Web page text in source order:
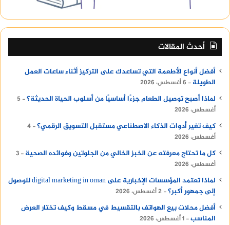
أحدث المقالات
أفضل أنواع الأطعمة التي تساعدك على التركيز أثناء ساعات العمل
الطويلة
6 أغسطس، 2026
لماذا أصبح توصيل الطعام جزءًا أساسيًا من أسلوب الحياة الحديثة؟
5
أغسطس، 2026
كيف تغير أدوات الذكاء الاصطناعي مستقبل التسويق الرقمي؟ 4
أغسطس، 2026
كل ما تحتاج معرفته عن الخبز الخالي من الجلوتين وفوائده الصحية
3
أغسطس، 2026
لماذا تعتمد المؤسسات الإخبارية على digital marketing in oman للوصول
إلى جمهور أكبر؟ 2 أغسطس، 2026
أفضل محلات بيع الهواتف بالتقسيط في مسقط وكيف تختار العرض
المناسب 1 أغسطس، 2026